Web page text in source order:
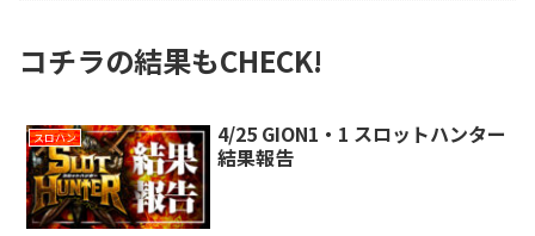
コチラの結果もCHECK!
スロハン
4/25 GION1・1 スロットハンター
結果報告